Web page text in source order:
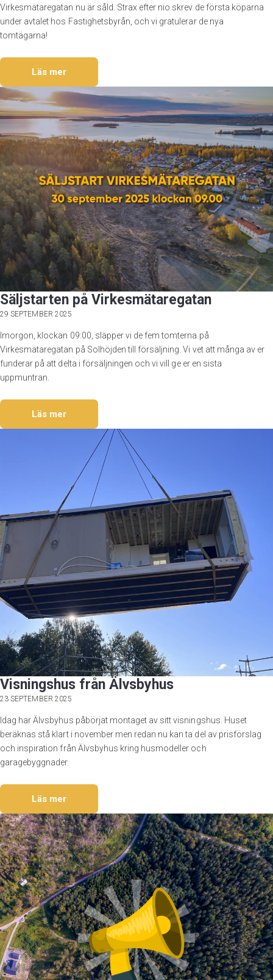
Virkesmätaregatan nu är såld. Strax efter nio skrev de första köparna
under avtalet hos Fastighetsbyrån, och vi gratulerar de nya
tomtägarna!
Läs mer
Säljstarten på Virkesmätaregatan
29 SEPTEMBER 2025
Imorgon, klockan 09:00, släpper vi de fem tomterna på
Virkesmätaregatan på Solhöjden till försäljning. Vi vet att många av er
funderar på att delta i försäljningen och vi vill ge er en sista
uppmuntran.
Läs mer
Visningshus från Älvsbyhus
23 SEPTEMBER 2025
Idag har Älvsbyhus påbörjat montaget av sitt visningshus. Huset
beräknas stå klart i november men redan nu kan ta del av prisförslag
och inspiration från Älvsbyhus kring husmodeller och
garagebyggnader.
Läs mer